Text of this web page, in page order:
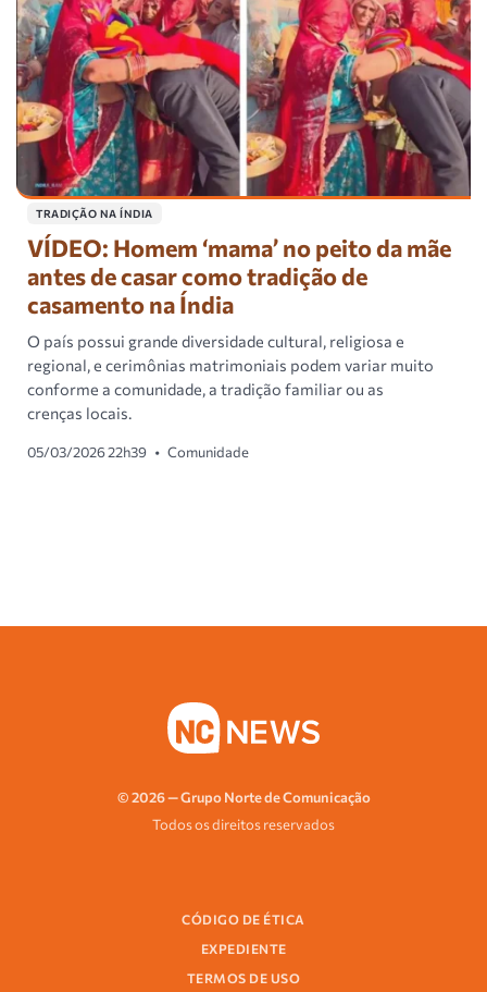
TRADIÇÃO NA ÍNDIA
VÍDEO: Homem ‘mama’ no peito da mãe
antes de casar como tradição de
casamento na Índia
O país possui grande diversidade cultural, religiosa e
regional, e cerimônias matrimoniais podem variar muito
conforme a comunidade, a tradição familiar ou as
crenças locais.
05/03/2026 22h39 • Comunidade
© 2026 — Grupo Norte de Comunicação
Todos os direitos reservados
CÓDIGO DE ÉTICA
EXPEDIENTE
TERMOS DE USO